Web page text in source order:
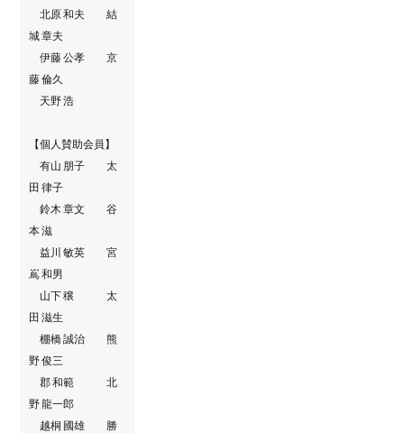
北原 和夫 結
城 章夫
伊藤 公孝 京
藤 倫久
天野 浩
【個人賛助会員】
有山 朋子 太
田 律子
鈴木 章文 谷
本 滋
益川 敏英 宮
嶌 和男
山下 穣 太
田 滋生
棚橋 誠治 熊
野 俊三
郡 和範 北
野 龍一郎
越桐 國雄 勝